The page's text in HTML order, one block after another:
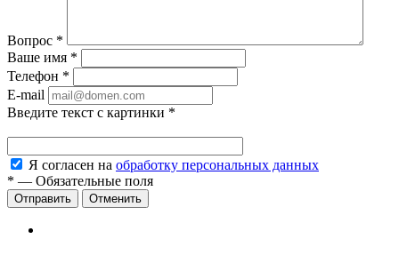
Вопрос *
Ваше имя *
Телефон *
E-mail
Введите текст с картинки *
Я согласен на обработку персональных данных
* — Обязательные поля
Отменить